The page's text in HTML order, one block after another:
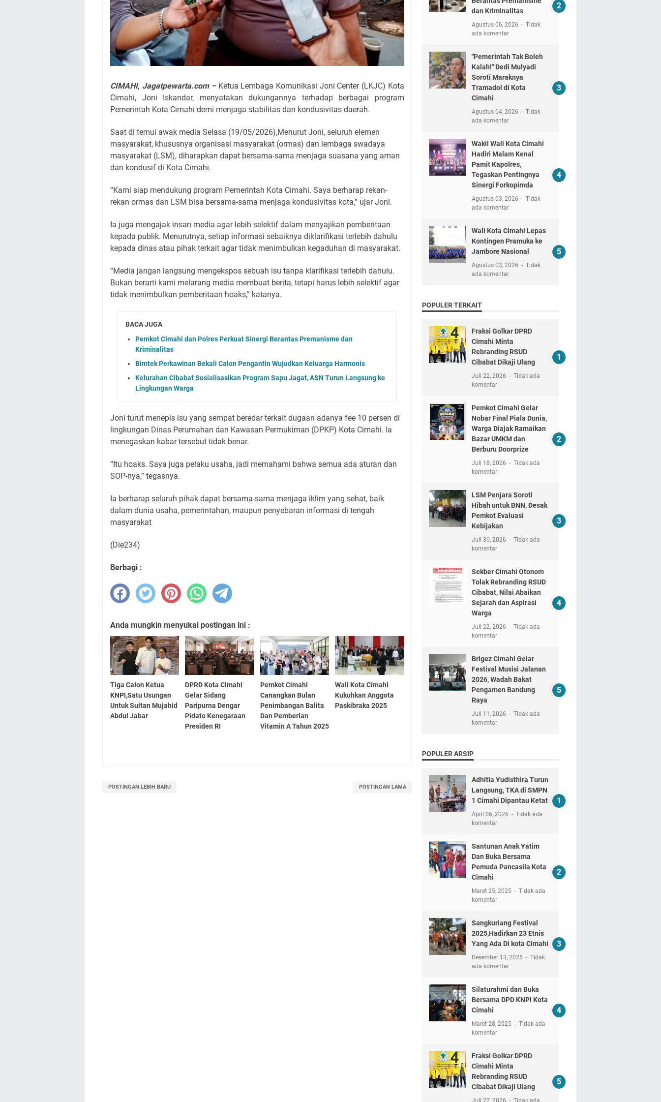
CIMAHI, Jagatpewarta.com – Ketua Lembaga Komunikasi Joni Center (LKJC) Kota
Cimahi, Joni Iskandar, menyatakan dukungannya terhadap berbagai program
Pemerintah Kota Cimahi demi menjaga stabilitas dan kondusivitas daerah.
Saat di temui awak media Selasa (19/05/2026),Menurut Joni, seluruh elemen
masyarakat, khususnya organisasi masyarakat (ormas) dan lembaga swadaya
masyarakat (LSM), diharapkan dapat bersama-sama menjaga suasana yang aman
dan kondusif di Kota Cimahi.
“Kami siap mendukung program Pemerintah Kota Cimahi. Saya berharap rekan-
rekan ormas dan LSM bisa bersama-sama menjaga kondusivitas kota,” ujar Joni.
Ia juga mengajak insan media agar lebih selektif dalam menyajikan pemberitaan
kepada publik. Menurutnya, setiap informasi sebaiknya diklarifikasi terlebih dahulu
kepada dinas atau pihak terkait agar tidak menimbulkan kegaduhan di masyarakat.
“Media jangan langsung mengekspos sebuah isu tanpa klarifikasi terlebih dahulu.
Bukan berarti kami melarang media membuat berita, tetapi harus lebih selektif agar
tidak menimbulkan pemberitaan hoaks,” katanya.
BACA JUGA
Pemkot Cimahi dan Polres Perkuat Sinergi Berantas Premanisme dan
Kriminalitas
Bimtek Perkawinan Bekali Calon Pengantin Wujudkan Keluarga Harmonis
Kelurahan Cibabat Sosialisasikan Program Sapu Jagat, ASN Turun Langsung ke
Lingkungan Warga
Joni turut menepis isu yang sempat beredar terkait dugaan adanya fee 10 persen di
lingkungan Dinas Perumahan dan Kawasan Permukiman (DPKP) Kota Cimahi. Ia
menegaskan kabar tersebut tidak benar.
“Itu hoaks. Saya juga pelaku usaha, jadi memahami bahwa semua ada aturan dan
SOP-nya,” tegasnya.
Ia berharap seluruh pihak dapat bersama-sama menjaga iklim yang sehat, baik
dalam dunia usaha, pemerintahan, maupun penyebaran informasi di tengah
masyarakat
(Die234)
Berbagi :
Anda mungkin menyukai postingan ini :
Tiga Calon Ketua
KNPI,Satu Usungan
Untuk Sultan Mujahid
Abdul Jabar
DPRD Kota Cimahi
Gelar Sidang
Paripurna Dengar
Pidato Kenegaraan
Presiden RI
Pemkot Cimahi
Canangkan Bulan
Penimbangan Balita
Dan Pemberian
Vitamin A Tahun 2025
Wali Kota Cimahi
Kukuhkan Anggota
Paskibraka 2025
POSTINGAN LEBIH BARU POSTINGAN LAMA
dan Kriminalitas
Agustus 06, 2026
Tidak
ada komentar
"Pemerintah Tak Boleh
Kalah!" Dedi Mulyadi
Soroti Maraknya
Tramadol di Kota
Cimahi
Agustus 04, 2026
Tidak
ada komentar
Wakil Wali Kota Cimahi
Hadiri Malam Kenal
Pamit Kapolres,
Tegaskan Pentingnya
Sinergi Forkopimda
Agustus 03, 2026
Tidak
ada komentar
Wali Kota Cimahi Lepas
Kontingen Pramuka ke
Jambore Nasional
Agustus 03, 2026
Tidak
ada komentar
POPULER TERKAIT
Fraksi Golkar DPRD
Cimahi Minta
Rebranding RSUD
Cibabat Dikaji Ulang
Juli 22, 2026
Tidak ada
komentar
Pemkot Cimahi Gelar
Nobar Final Piala Dunia,
Warga Diajak Ramaikan
Bazar UMKM dan
Berburu Doorprize
Juli 18, 2026
Tidak ada
komentar
LSM Penjara Soroti
Hibah untuk BNN, Desak
Pemkot Evaluasi
Kebijakan
Juli 30, 2026
Tidak ada
komentar
Sekber Cimahi Otonom
Tolak Rebranding RSUD
Cibabat, Nilai Abaikan
Sejarah dan Aspirasi
Warga
Juli 22, 2026
Tidak ada
komentar
Brigez Cimahi Gelar
Festival Musisi Jalanan
2026, Wadah Bakat
Pengamen Bandung
Raya
Juli 11, 2026
Tidak ada
komentar
POPULER ARSIP
Adhitia Yudisthira Turun
Langsung, TKA di SMPN
1 Cimahi Dipantau Ketat
April 06, 2026
Tidak ada
komentar
Santunan Anak Yatim
Dan Buka Bersama
Pemuda Pancasila Kota
Cimahi
Maret 25, 2025
Tidak ada
komentar
Sangkuriang Festival
2025,Hadirkan 23 Etnis
Yang Ada Di kota Cimahi
Desember 13, 2025
Tidak
ada komentar
Silaturahmi dan Buka
Bersama DPD KNPI Kota
Cimahi
Maret 28, 2025
Tidak ada
komentar
Fraksi Golkar DPRD
Cimahi Minta
Rebranding RSUD
Cibabat Dikaji Ulang